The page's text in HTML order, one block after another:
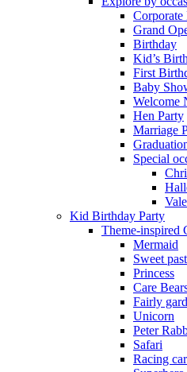
Corporate
Grand
Birthday
Kid’s
First
Baby
Welcome
Hen Party
Marriage
Special
Kid Birthday Party
Theme-inspired
Mermaid
Sweet
Princess
Care
Fairly
Unicorn
Peter
Safari
Racing